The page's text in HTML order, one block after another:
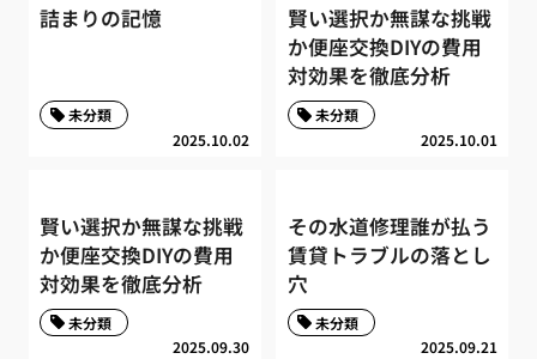
詰まりの記憶
2025.10.02
未分類
賢い選択か無謀な挑戦
か便座交換DIYの費用
対効果を徹底分析
2025.10.01
未分類
賢い選択か無謀な挑戦
か便座交換DIYの費用
対効果を徹底分析
2025.09.30
未分類
その水道修理誰が払う
賃貸トラブルの落とし
穴
2025.09.21
未分類